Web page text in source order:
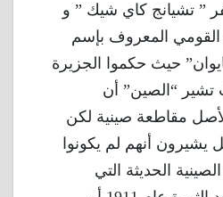
” تشيانج كاي شيك ” و
المعروف بإسم
حيث حكموا الجزيرة
تشير “الصين” أن
مقاطعة صينية لكن
يشيرون أنهم لم يكونوا
الحديثة التي